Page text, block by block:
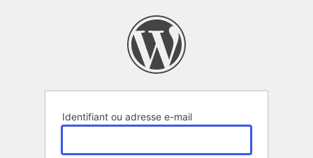
Identifiant ou adresse e-mail